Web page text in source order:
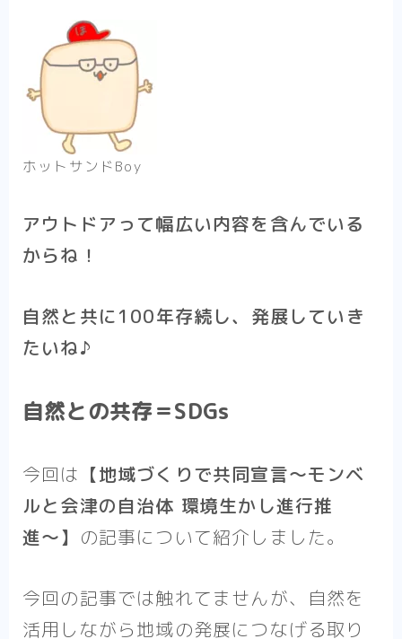
ホットサンドBoy
アウトドアって幅広い内容を含んでいる
からね！
自然と共に100年存続し、発展していき
たいね♪
自然との共存＝SDGs
今回は 【地域づくりで共同宣言〜モンベ
ルと会津の自治体 環境生かし進行推
進〜】 の記事について紹介しました。
今回の記事では触れてませんが、自然を
活用しながら地域の発展につなげる取り